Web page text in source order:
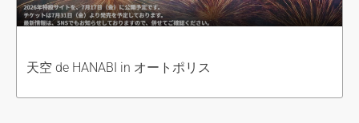
天空 de HANABI in オートポリス